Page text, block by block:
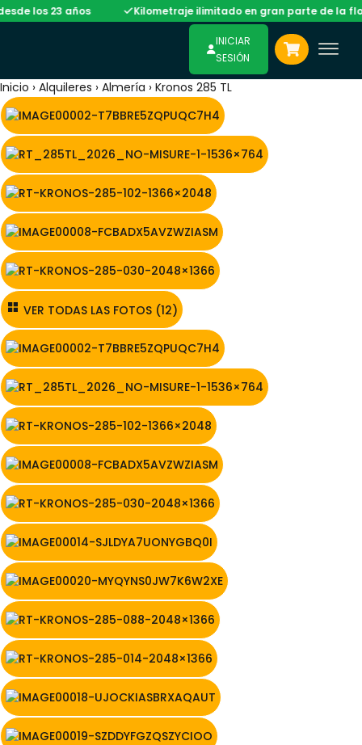
años Kilometraje ilimitado en gran parte de la flota
INICIAR
SESIÓN
Inicio › Alquileres › Almería › Kronos 285 TL
VER TODAS LAS FOTOS (12)